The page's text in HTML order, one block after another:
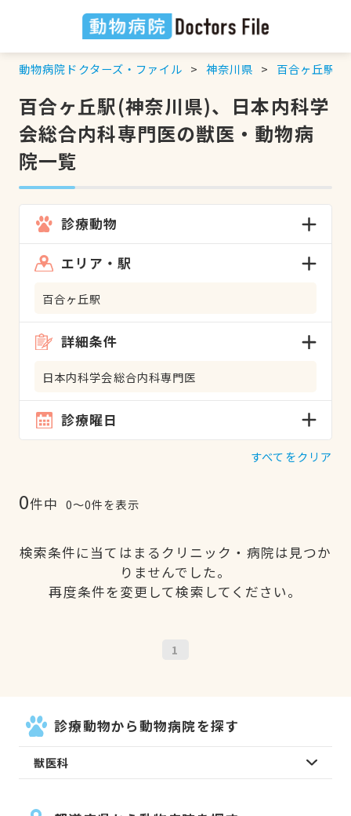
動物病院ドクターズ・ファイル 神奈川県 百合ヶ丘駅
百合ヶ丘駅(神奈川県)、日本内科学
会総合内科専門医の獣医・動物病
院一覧
診療動物
エリア・駅
百合ヶ丘駅
詳細条件
日本内科学会総合内科専門医
診療曜日
すべてをクリア
0件中 0〜0件を表示
検索条件に当てはまるクリニック・病院は見つか
りませんでした。
再度条件を変更して検索してください。
1
診療動物から動物病院を探す
獣医科